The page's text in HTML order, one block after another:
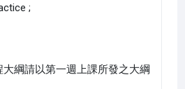
;
綱請以第一週上課所發之大綱